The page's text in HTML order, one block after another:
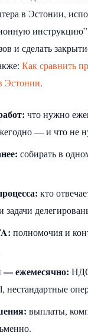
в Эстонии,
и сделать
Как сравнить
Эстонии.
что нужно
— и что не
собирать в
кто
задачи
полномочия и
ежемесячно:
нестандартные
выплаты,